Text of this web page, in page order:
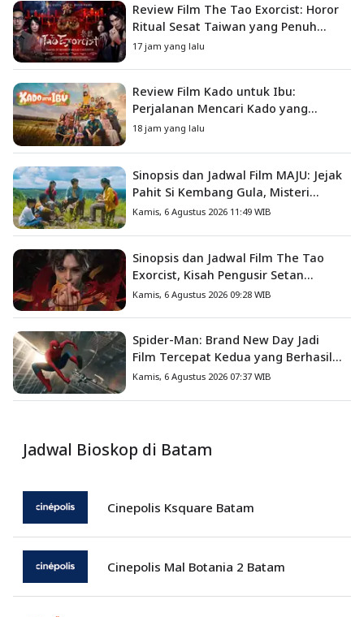
Review Film The Tao Exorcist: Horor
Ritual Sesat Taiwan yang Penuh
Misteri dan Teror Psikologis
17 jam yang lalu
Review Film Kado untuk Ibu:
Perjalanan Mencari Kado yang
Mengajarkan Arti Keluarga
18 jam yang lalu
Sinopsis dan Jadwal Film MAJU: Jejak
Pahit Si Kembang Gula, Misteri
Hilangnya Bagas di Lokasi Jambore
Kamis, 6 Agustus 2026 11:49 WIB
Sinopsis dan Jadwal Film The Tao
Exorcist, Kisah Pengusir Setan
Melawan Kutukan Mematikan
Kamis, 6 Agustus 2026 09:28 WIB
Spider-Man: Brand New Day Jadi
Film Tercepat Kedua yang Berhasil
Tembus US$1 Miliar
Kamis, 6 Agustus 2026 07:37 WIB
Jadwal Bioskop di Batam
Cinepolis Ksquare Batam
Cinepolis Mal Botania 2 Batam